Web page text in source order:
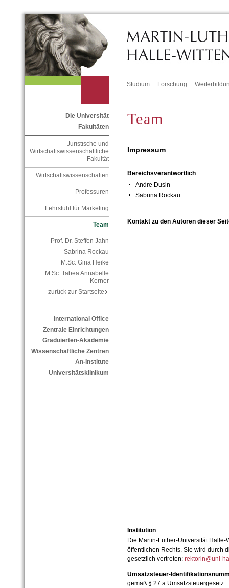
Studium Forschung
Die Universität
Fakultäten
Juristische und
Wirtschaftswissenschaftliche
Fakultät
Wirtschaftswissenschaften
Professuren
Lehrstuhl für Marketing
Team
Prof. Dr. Steffen Jahn
Sabrina Rockau
M.Sc. Gina Heike
M.Sc. Tabea Annabelle
Kerner
zurück zur Startseite
International Office
Zentrale Einrichtungen
Graduierten-Akademie
Wissenschaftliche Zentren
An-Institute
Universitätsklinikum
Team
Impressum
Bereichsverantwortlich
Andre Dusin
Sabrina Rockau
Kontakt zu den Autoren dieser
Institution
Die Martin-Luther-Universität
öffentlichen Rechts. Sie wird durch
gesetzlich vertreten: rektorin@uni-
Umsatzsteuer-
gemäß § 27 a Umsatzsteuergesetz